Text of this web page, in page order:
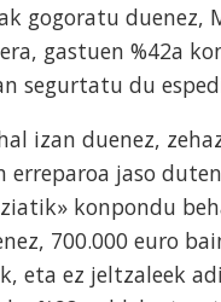
gogoratu duenez,
gastuen %42a
segurtatu du
izan duenez,
erreparoa jaso
konpondu
700.000 euro
eta ez jeltzaleek